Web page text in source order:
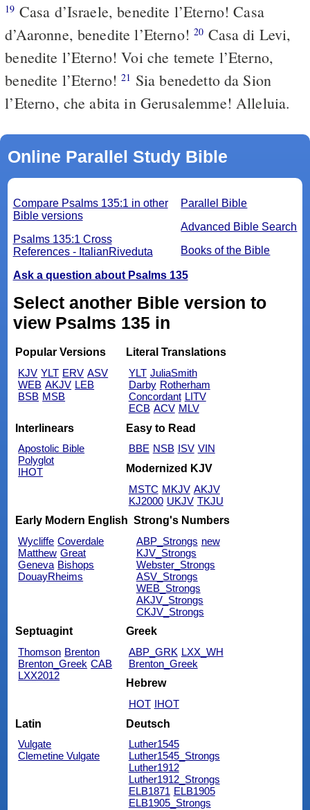
19 Casa d’Israele, benedite l’Eterno! Casa
d’Aaronne, benedite l’Eterno!20 Casa di Levi,
benedite l’Eterno! Voi che temete l’Eterno,
benedite l’Eterno!21 Sia benedetto da Sion
l’Eterno, che abita in Gerusalemme! Alleluia.
Online Parallel Study Bible
Parallel Bible
Advanced Bible Search
Books of the Bible
Compare Psalms 135:1 in other
Bible versions
Psalms 135:1 Cross
References - ItalianRiveduta
Ask a question about Psalms 135
Select another Bible version to
view Psalms 135 in
Popular Versions
KJV YLT ERV ASV
WEB AKJV LEB
BSB MSB
Literal Translations
YLT JuliaSmith
Darby Rotherham
Concordant LITV
ECB ACV MLV
Interlinears
Apostolic Bible
Polyglot
IHOT
Easy to Read
BBE NSB ISV VIN
Modernized KJV
MSTC MKJV AKJV
KJ2000 UKJV TKJU
Early Modern English
Wycliffe Coverdale
Matthew Great
Geneva Bishops
DouayRheims
Strong's Numbers
ABP_Strongs new
KJV_Strongs
Webster_Strongs
ASV_Strongs
WEB_Strongs
AKJV_Strongs
CKJV_Strongs
Septuagint
Thomson Brenton
Brenton_Greek CAB
LXX2012
Greek
ABP_GRK LXX_WH
Brenton_Greek
Hebrew
HOT IHOT
Latin
Vulgate
Clemetine Vulgate
Deutsch
Luther1545
Luther1545_Strongs
Luther1912
Luther1912_Strongs
ELB1871 ELB1905
ELB1905_Strongs